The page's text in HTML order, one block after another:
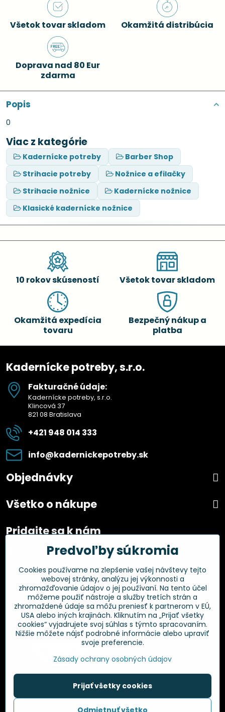
Všetok tovar skladom Okamžitá distribúcia
Doprava nad 80 Eur
zdarma
Popis
0
Viac z kategórie
Kadernícke potreby
Barber Shop
Strihacie potreby
Nožnice a efilačky
Strihacie nožnice
Kadernícke nožnice
Klasické kadernícke nožnice
10 rokov skúseností Všetok tovar skladom
Okamžitá expedícia
tovaru
Bezpečný nákup a
platba
Kadernícke potreby, s.r.o.
Fakturačné údaje:
Kadernícke potreby, s.r.o.
Klincová 37
821 08 Bratislava
+421 948 014 333
info​@kadernickepotreby​.sk
Objednávky
Všetko o nákupe
Pridajte sa k nám
Facebook
Overené zákazníkmi
©2026Copyright
Predvoľby súkromia
Cookies používame na zlepšenie vašej návštevy tejto
webovej stránky, analýzu jej výkonnosti a
zhromažďovanie údajov o jej používaní. Na tento účel
môžeme použiť nástroje a služby tretích strán a
zhromaždené údaje sa môžu preniesť k partnerom v EÚ,
USA alebo iných krajinách. Kliknutím na „Prijať všetky
cookies“ vyjadrujete svoj súhlas s týmto spracovaním.
Nižšie môžete nájsť podrobné informácie alebo upraviť
svoje preferencie.
Zásady ochrany osobných údajov
Prijať všetky cookies
Odmietnuť všetko